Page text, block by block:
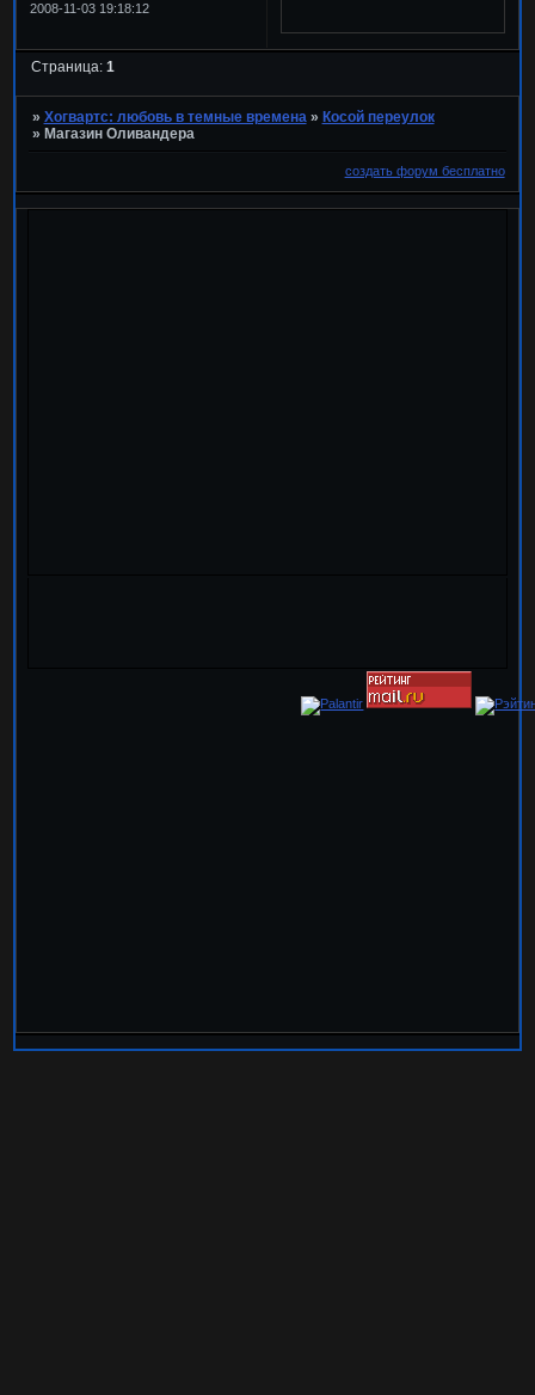
2008-11-03 19:18:12
Страница: 1
» Хогвартс: любовь в темные времена » Косой переулок
» Магазин Оливандера
создать форум бесплатно